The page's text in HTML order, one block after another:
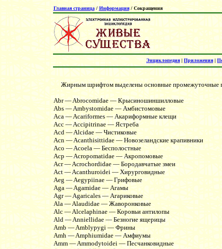
Главная страница/ Информация/ Сокращения
Энциклопедия | Приложения |
Жирным шрифтом выделены основные промежуточные
Abr — Abrocomidae — Крысиношиншилловые
Abs — Ambystomidae — Амбистомовые
Aca — Acariformes — Акариформные клещи
Acc — Accipitrinae — Ястреба
Acd — Alcidae — Чистиковые
Acn — Acanthisittidae — Новозеландские крапивники
Aco — Acoela — Бесполостные
Acp — Acropomatidae — Акропомовые
Acr — Acrochordidae — Бородавчатые змеи
Act — Acanthuroidei — Хирурговидные
Aeg — Aegypiinae — Грифовые
Aga — Agamidae — Агамы
Agr — Agaricales — Агариковые
Ala — Alaudidae — Жаворонковые
Alc — Alcelaphinae — Коровьи антилопы
Ald — Anniellidae — Безногие ящерицы
Amb — Amblypygi — Фрины
Amh — Amphiumidae — Амфиумы
Amm — Ammodytoidei — Песчанковидные